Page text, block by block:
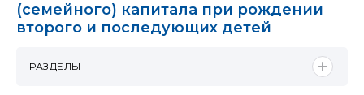
(семейного) капитала при рождении
второго и последующих детей
РАЗДЕЛЫ